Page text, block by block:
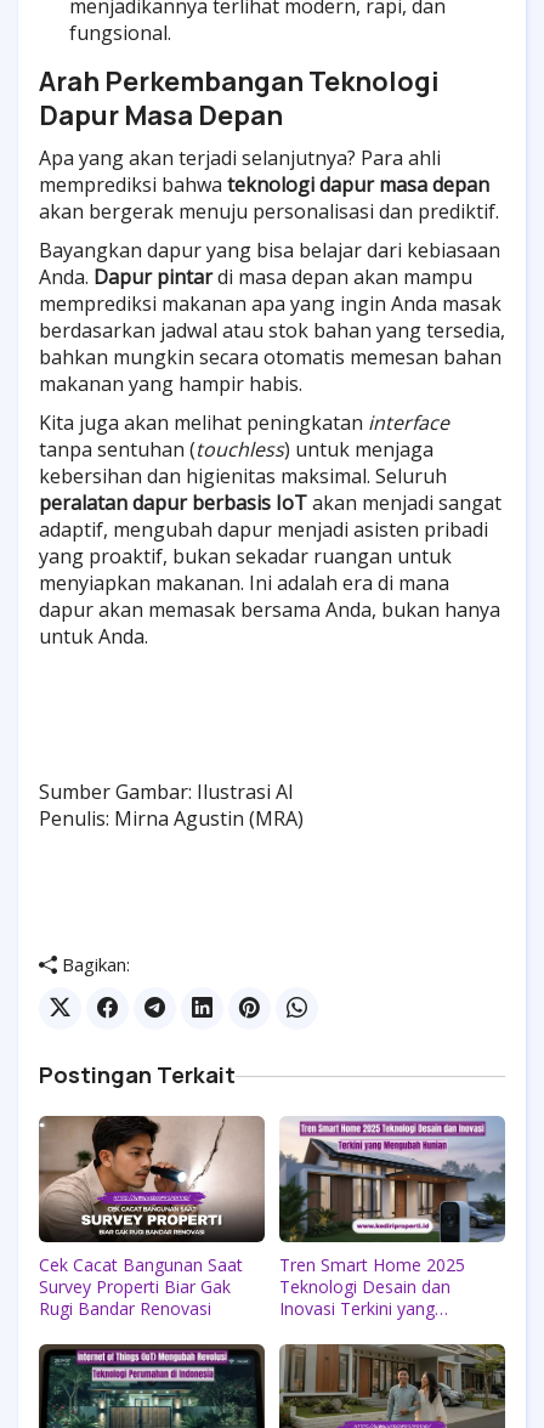
menjadikannya terlihat modern, rapi, dan
fungsional.
Arah Perkembangan Teknologi
Dapur Masa Depan
Apa yang akan terjadi selanjutnya? Para ahli
memprediksi bahwa teknologi dapur masa depan
akan bergerak menuju personalisasi dan prediktif.
Bayangkan dapur yang bisa belajar dari kebiasaan
Anda. Dapur pintardi masa depan akan mampu
memprediksi makanan apa yang ingin Anda masak
berdasarkan jadwal atau stok bahan yang tersedia,
bahkan mungkin secara otomatis memesan bahan
makanan yang hampir habis.
Kita juga akan melihat peningkatan interface
tanpa sentuhan (touchless) untuk menjaga
kebersihan dan higienitas maksimal. Seluruh
peralatan dapur berbasis IoTakan menjadi sangat
adaptif, mengubah dapur menjadi asisten pribadi
yang proaktif, bukan sekadar ruangan untuk
menyiapkan makanan. Ini adalah era di mana
dapur akan memasak bersama Anda, bukan hanya
untuk Anda.
Sumber Gambar: Ilustrasi AI
Penulis: Mirna Agustin (MRA)
Bagikan:
Postingan Terkait
Cek Cacat Bangunan Saat
Survey Properti Biar Gak
Rugi Bandar Renovasi
Tren Smart Home 2025
Teknologi Desain dan
Inovasi Terkini yang